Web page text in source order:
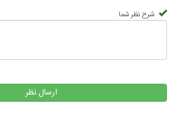
شرح نظر شما
ارسال نظر